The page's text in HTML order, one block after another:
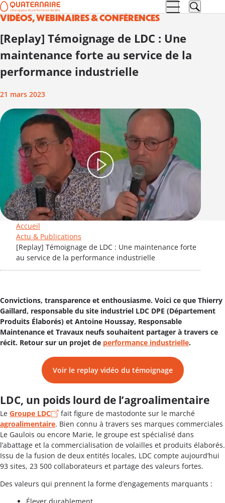
Aller à la
Aller au
VIDÉOS, WEBINAIRES & CONFÉRENCES
[Replay] Témoignage de LDC : Une
maintenance forte au service de la
performance industrielle
21 mars 2023
Accueil
Actu & Publications
[Replay] Témoignage de LDC : Une maintenance forte
au service de la performance industrielle
Convictions, transparence et enthousiasme. Voici ce que Thierry
Gaillard, responsable du site industriel LDC DPE (Département
Produits Élaborés) et Antoine Houssay, Responsable
Maintenance et Travaux neufs souhaitent partager à travers ce
récit. Retour sur un projet de performance industrielle.
Voir le replay vidéo du témoignage
LDC, un poids lourd de l’agroalimentaire
Le Groupe LDC
fait figure de mastodonte sur le marché
agroalimentaire. Bien connu à travers ses marques commerciales
Le Gaulois ou encore Marie, le groupe est spécialisé dans
l’abattage et la commercialisation de volailles et produits élaborés.
Issu de la fusion de deux entités locales, LDC compte aujourd’hui
93 sites, 23 500 collaborateurs et partage des valeurs fortes.
Des valeurs qui prennent la forme d’engagements marquants :
Élever durablement.